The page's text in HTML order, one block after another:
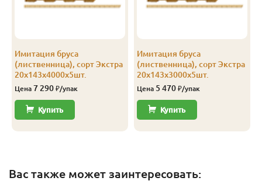
Имитация бруса
(лиственница), сорт Экстра
20х143х4000х5шт.
Цена 7 290 ₽/упак
Купить
Имитация бруса
(лиственница), сорт Экстра
20х143х3000х5шт.
Цена 5 470 ₽/упак
Купить
Вас также может заинтересовать: